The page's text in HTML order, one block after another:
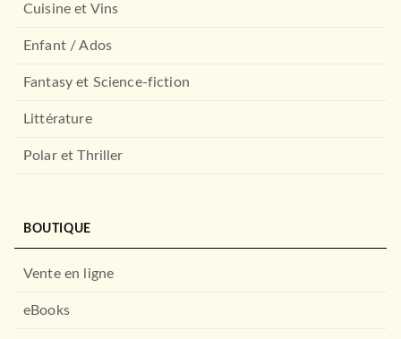
Cuisine et Vins
Enfant / Ados
Fantasy et Science-fiction
Littérature
Polar et Thriller
BOUTIQUE
Vente en ligne
eBooks